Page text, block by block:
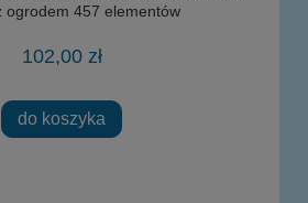
ogrodem 457 elementów
102,00 zł
do koszyka